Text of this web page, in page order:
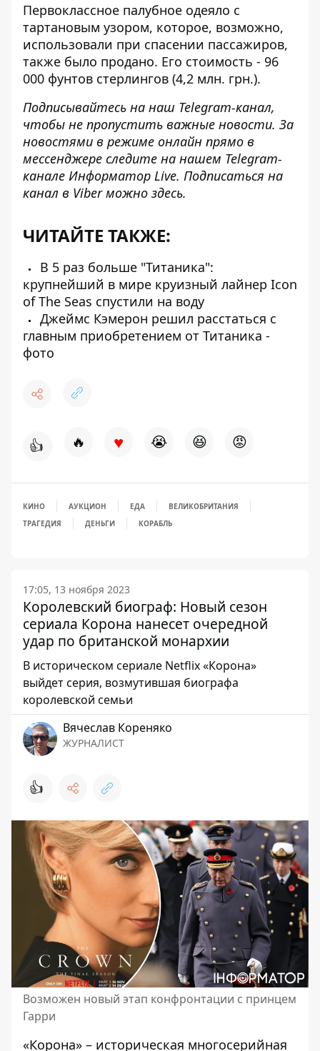
Первоклассное палубное одеяло с
тартановым узором, которое, возможно,
использовали при спасении пассажиров,
также было продано. Его стоимость - 96
000 фунтов стерлингов (4,2 млн. грн.).
Подписывайтесь на наш Telegram-канал,
чтобы не пропустить важные новости. За
новостями в режиме онлайн прямо в
мессенджере следите на нашем Telegram-
канале Информатор Live. Подписаться на
канал в Viber можно здесь.
ЧИТАЙТЕ ТАКЖЕ:
В 5 раз больше "Титаника":
крупнейший в мире круизный лайнер Icon
of The Seas спустили на воду
Джеймс Кэмерон решил расстаться с
главным приобретением от Титаника -
фото
👍 🔥 ♥ 😭 😆 😡
КИНО АУКЦИОН ЕДА
ВЕЛИКОБРИТАНИЯ
ТРАГЕДИЯ
ДЕНЬГИ КОРАБЛЬ
17:05, 13 ноября 2023
Королевский биограф: Новый сезон
сериала Корона нанесет очередной
удар по британской монархии
В историческом сериале Netflix «Корона»
выйдет серия, возмутившая биографа
королевской семьи
Вячеслав Кореняко
ЖУРНАЛИСТ
👍
Возможен новый этап конфронтации с принцем
Гарри
«Корона» – историческая многосерийная